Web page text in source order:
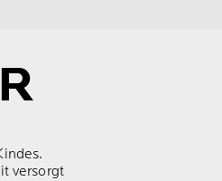
versorgt